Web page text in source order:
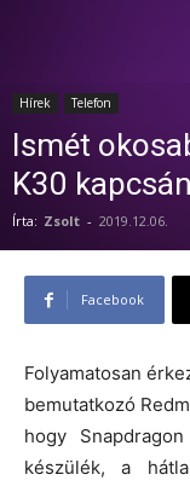
Hírek Telefon
Ismét
K30
Írta: Zsolt - 2019.12.06.
Facebook
Folyamatosan
bemutatkozó
hogy
készülék, a